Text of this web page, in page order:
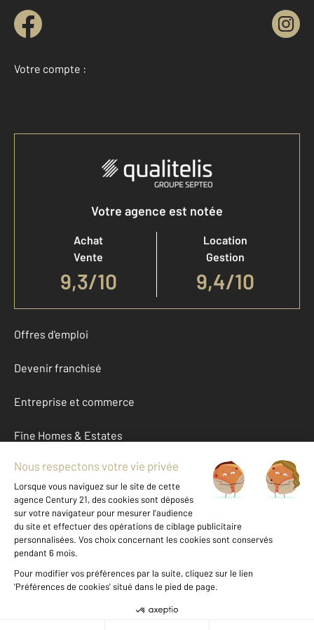
Votre compte :
Accéder à mon compte
Votre agence est notée
Achat
Vente
9,3/10
Location
Gestion
9,4/10
Offres d'emploi
Devenir franchisé
Entreprise et commerce
Fine Homes & Estates
À propos
International
Nous contacter
Données personnelles